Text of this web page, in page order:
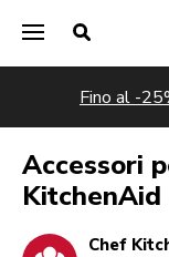
Fino al -
Accessori
Chef